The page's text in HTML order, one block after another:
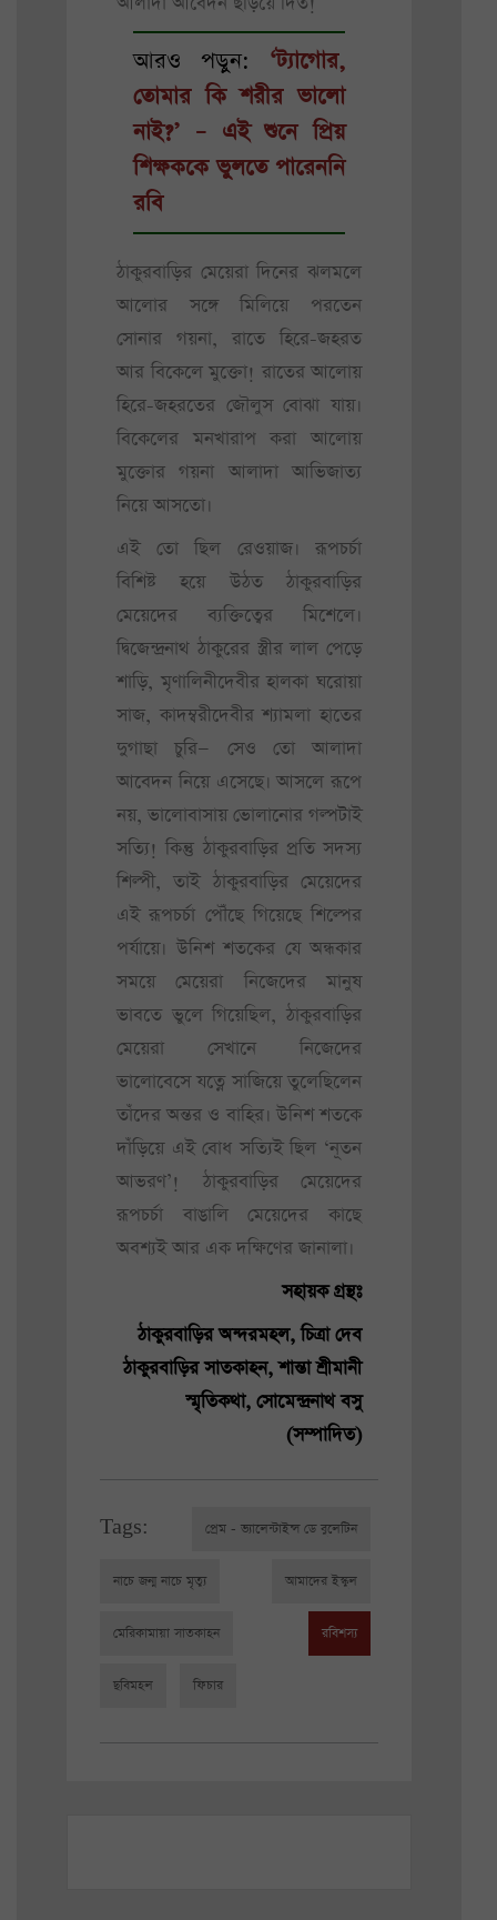
আরও পড়ুন: ‘ট্যাগোর,
তোমার কি শরীর ভালো
নাই?’ – এই শুনে প্রিয়
শিক্ষককে ভুলতে পারেননি
রবি
ঠাকুরবাড়ির মেয়েরা দিনের ঝলমলে
আলোর সঙ্গে মিলিয়ে পরতেন
সোনার গয়না, রাতে হিরে-জহরত
আর বিকেলে মুক্তো! রাতের আলোয়
হিরে-জহরতের জৌলুস বোঝা যায়।
বিকেলের মনখারাপ করা আলোয়
মুক্তোর গয়না আলাদা আভিজাত্য
নিয়ে আসতো।
এই তো ছিল রেওয়াজ। রূপচর্চা
বিশিষ্ট হয়ে উঠত ঠাকুরবাড়ির
মেয়েদের ব্যক্তিত্বের মিশেলে।
দ্বিজেন্দ্রনাথ ঠাকুরের স্ত্রীর লাল পেড়ে
শাড়ি, মৃণালিনীদেবীর হালকা ঘরোয়া
সাজ, কাদম্বরীদেবীর শ্যামলা হাতের
দুগাছা চুরি— সেও তো আলাদা
আবেদন নিয়ে এসেছে। আসলে রূপে
নয়, ভালোবাসায় ভোলানোর গল্পটাই
সত্যি! কিন্তু ঠাকুরবাড়ির প্রতি সদস্য
শিল্পী, তাই ঠাকুরবাড়ির মেয়েদের
এই রূপচর্চা পৌঁছে গিয়েছে শিল্পের
পর্যায়ে। উনিশ শতকের যে অন্ধকার
সময়ে মেয়েরা নিজেদের মানুষ
ভাবতে ভুলে গিয়েছিল, ঠাকুরবাড়ির
মেয়েরা সেখানে নিজেদের
ভালোবেসে যত্নে সাজিয়ে তুলেছিলেন
তাঁদের অন্তর ও বাহির। উনিশ শতকে
দাঁড়িয়ে এই বোধ সত্যিই ছিল ‘নূতন
আভরণ’! ঠাকুরবাড়ির মেয়েদের
রূপচর্চা বাঙালি মেয়েদের কাছে
অবশ্যই আর এক দক্ষিণের জানালা।
সহায়ক গ্রন্থঃ
ঠাকুরবাড়ির অন্দরমহল, চিত্রা দেব
ঠাকুরবাড়ির সাতকাহন, শান্তা শ্রীমানী
স্মৃতিকথা, সোমেন্দ্রনাথ বসু
(সম্পাদিত)
Tags: প্রেম - ভ্যালেন্টাইন্স ডে বুলেটিন
নাচে জন্ম নাচে মৃত্যু আমাদের ইস্কুল
মেরিকামায়া সাতকাহন রবিশস্য
ছবিমহল ফিচার